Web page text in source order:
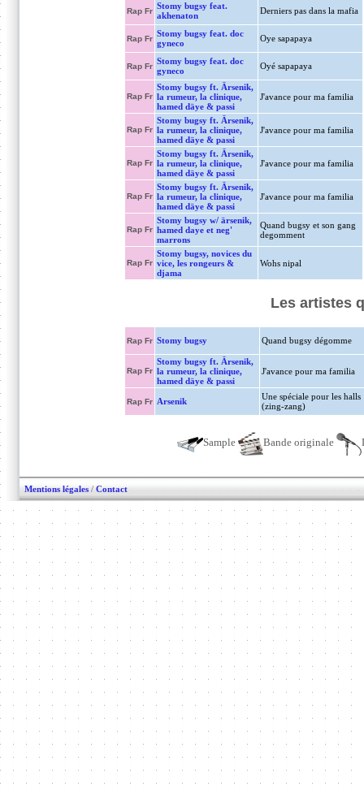
Rap Fr
Stomy bugsy feat.
akhenaton
Derniers pas dans la mafia
Rap Fr
Stomy bugsy feat. doc
gyneco
Oye sapapaya
Rap Fr
Stomy bugsy feat. doc
gyneco
Oyé sapapaya
Rap Fr
Stomy bugsy ft. Ärsenik,
la rumeur, la clinique,
hamed däye & passi
J'avance pour ma familia
Rap Fr
Stomy bugsy ft. Ärsenik,
la rumeur, la clinique,
hamed däye & passi
J'avance pour ma familia
Rap Fr
Stomy bugsy ft. Ärsenik,
la rumeur, la clinique,
hamed däye & passi
J'avance pour ma familia
Rap Fr
Stomy bugsy ft. Ärsenik,
la rumeur, la clinique,
hamed däye & passi
J'avance pour ma familia
Rap Fr
Stomy bugsy w/ ärsenik,
hamed daye et neg'
marrons
Quand bugsy et son gang
degomment
Rap Fr
Stomy bugsy, novices du
vice, les rongeurs &
djama
Wohs nipal
Les artistes
Rap Fr Stomy bugsy Quand bugsy dégomme
Rap Fr
Stomy bugsy ft. Ärsenik,
la rumeur, la clinique,
hamed däye & passi
J'avance pour ma familia
Rap Fr Arsenik
Une spéciale pour les halls
(zing-zang)
Sample Bande originale
Mentions légales / Contact